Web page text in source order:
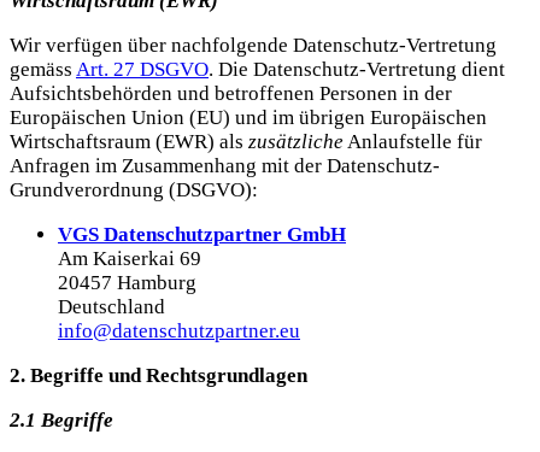
Wir verfügen über nachfolgende Datenschutz-Vertretung
gemäss Art. 27 DSGVO. Die Datenschutz-Vertretung dient
Aufsichtsbehörden und betroffenen Personen in der
Europäischen Union (EU) und im übrigen Europäischen
Wirtschaftsraum (EWR) als zusätzlicheAnlaufstelle für
Anfragen im Zusammenhang mit der Datenschutz-
Grundverordnung (DSGVO):
VGS Datenschutzpartner GmbH
Am Kaiserkai 69
20457 Hamburg
Deutschland
info@datenschutzpartner.eu
2. Begriffe und Rechtsgrundlagen
2.1 Begriffe